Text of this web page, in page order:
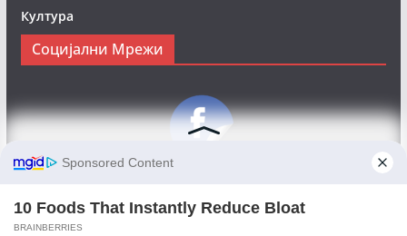
Култура
Социјални Мрежи
вести:Objektivno24.mk